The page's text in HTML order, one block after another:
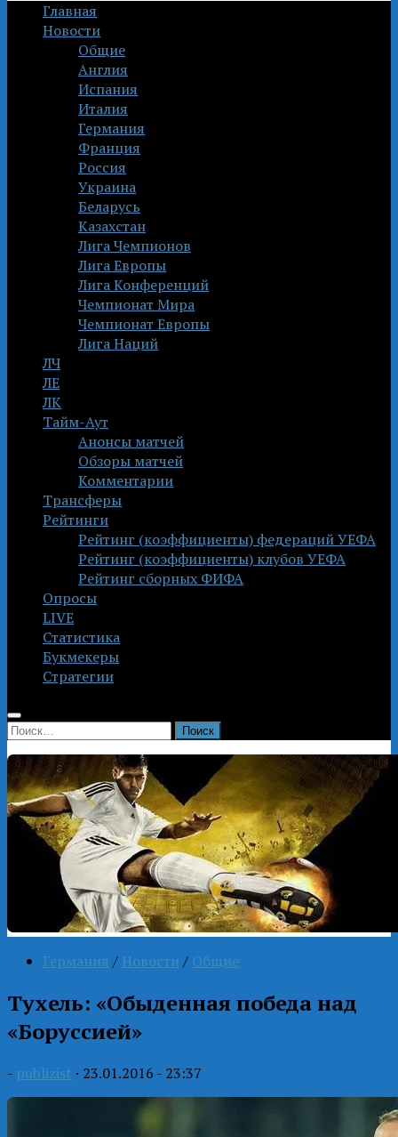
Главная
Новости
Общие
Англия
Испания
Италия
Германия
Франция
Россия
Украина
Беларусь
Казахстан
Лига Чемпионов
Лига Европы
Лига Конференций
Чемпионат Мира
Чемпионат Европы
Лига Наций
ЛЧ
ЛЕ
ЛК
Тайм-Аут
Анонсы матчей
Обзоры матчей
Комментарии
Трансферы
Рейтинги
Рейтинг (коэффициенты) федераций УЕФА
Рейтинг (коэффициенты) клубов УЕФА
Рейтинг сборных ФИФА
Опросы
LIVE
Статистика
Букмекеры
Стратегии
Найти:
Германия / Новости / Общие
Тухель: «Обыденная победа над
«Боруссией»
- publizist · 23.01.2016 - 23:37